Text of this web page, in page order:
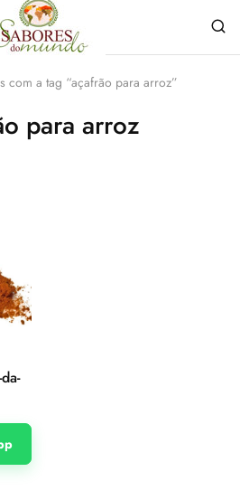
com a tag “açafrão para arroz”
para arroz